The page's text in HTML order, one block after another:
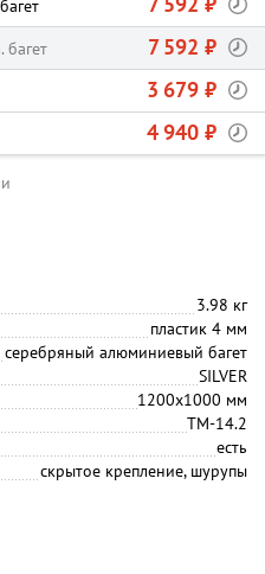
багет 7 592 ₽
3 679 ₽
4 940 ₽
3.98 кг
пластик 4 мм
серебряный алюминиевый багет
SILVER
1200х1000 мм
TM-14.2
есть
скрытое крепление, шурупы